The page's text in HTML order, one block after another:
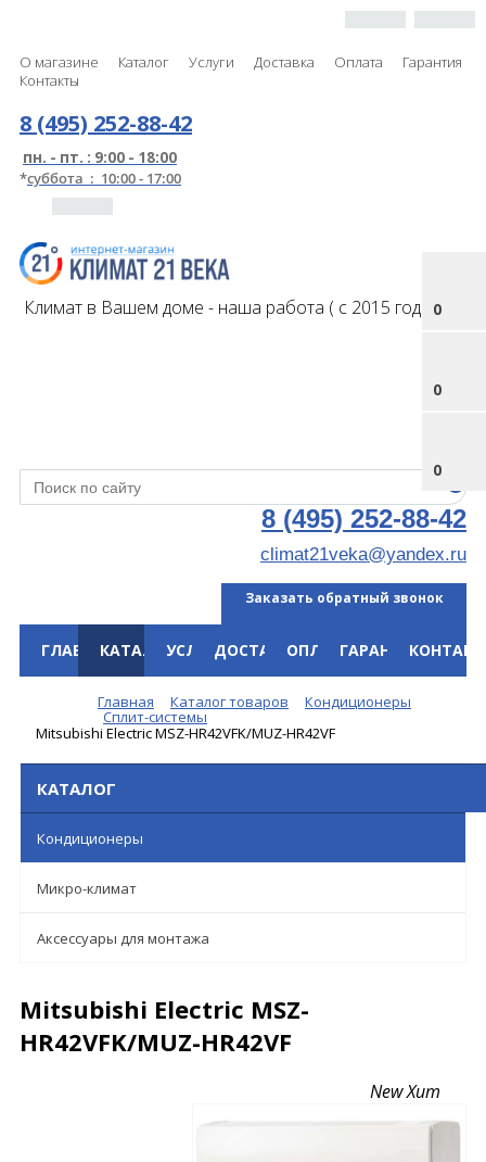
О магазине Каталог Услуги Доставка Оплата
Гарантия
Контакты
0
0
0
8 (495) 252-88-42
пн. - пт. : 9:00 - 18:00
*суббота : 10:00 - 17:00
Климат в Вашем доме - наша работа ( с 2015 года )
8 (495) 252-88-42
climat21veka@yandex.ru
Заказать обратный звонок
ГЛАВНАЯКАТАЛОГУСЛУГИДОСТАВКАОПЛАТАГАРАНТИЯ
Главная Каталог товаров Кондиционеры
Сплит-системы
Mitsubishi Electric MSZ-HR42VFK/MUZ-HR42VF
КАТАЛОГ
Кондиционеры
Микро-климат
Аксессуары для монтажа
Mitsubishi Electric MSZ-
HR42VFK/MUZ-HR42VF
NewХит